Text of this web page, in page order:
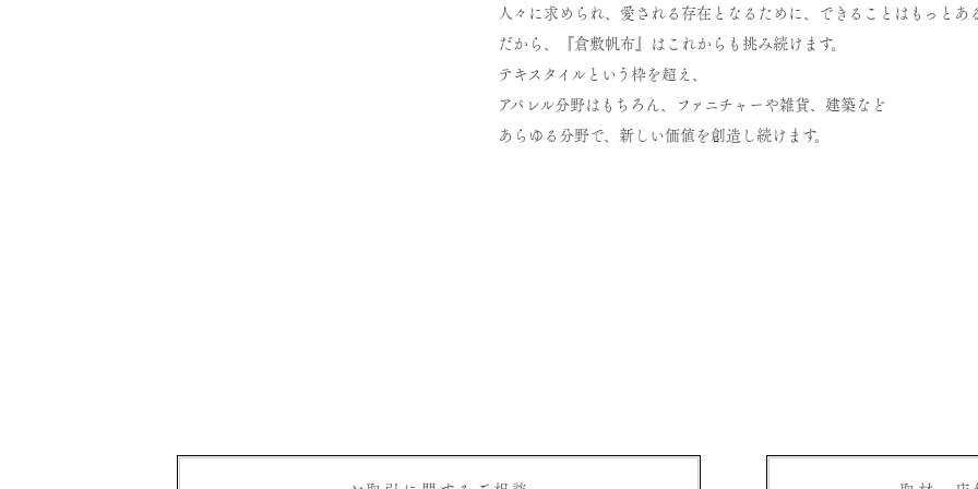
人々に求められ、愛される存在となるために、できることはもっとあ
だから、『倉敷帆布』はこれからも挑み続けます。
テキスタイルという枠を超え、
アパレル分野はもちろん、ファニチャーや雑貨、建築など
あらゆる分野で、新しい価値を創造し続けます。